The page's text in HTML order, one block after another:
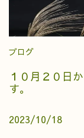
ブログ
１０月２０日
す。
2023/10/18